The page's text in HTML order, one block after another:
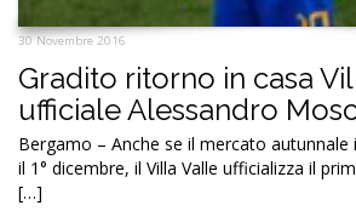
30 Novembre 2016
Gradito ritorno in casa
ufficiale Alessandro
Bergamo – Anche se il mercato autunnale
il 1° dicembre, il Villa Valle ufficializza il
[…]